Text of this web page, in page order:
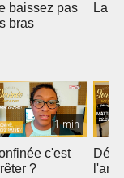
baissez pas
bras
La
1 min
c'est
?